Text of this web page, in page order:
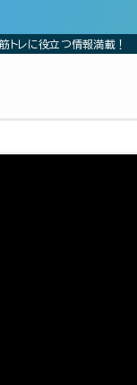
トレに役立つ情報満載！